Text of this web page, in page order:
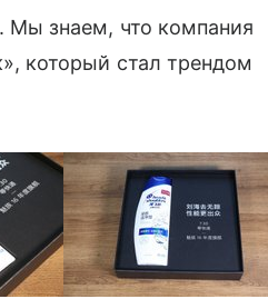
Мы знаем, что компания
который стал трендом